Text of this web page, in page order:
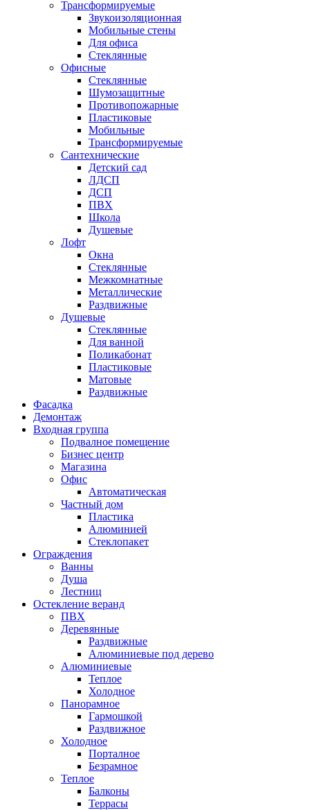
Трансформируемые
Звукоизоляционная
Мобильные стены
Для офиса
Стеклянные
Офисные
Стеклянные
Шумозащитные
Противопожарные
Пластиковые
Мобильные
Трансформируемые
Сантехнические
Детский сад
ЛДСП
ДСП
ПВХ
Школа
Душевые
Лофт
Окна
Стеклянные
Межкомнатные
Металлические
Раздвижные
Душевые
Стеклянные
Для ванной
Поликабонат
Пластиковые
Матовые
Раздвижные
Фасадка
Демонтаж
Входная группа
Подвалное помещение
Бизнес центр
Магазина
Офис
Автоматическая
Частный дом
Пластика
Алюминией
Стеклопакет
Ограждения
Ванны
Душа
Лестниц
Остекление веранд
ПВХ
Деревянные
Раздвижные
Алюминиевые под дерево
Алюминиевые
Теплое
Холодное
Панорамное
Гармошкой
Раздвижное
Холодное
Порталное
Безрамное
Теплое
Балконы
Террасы